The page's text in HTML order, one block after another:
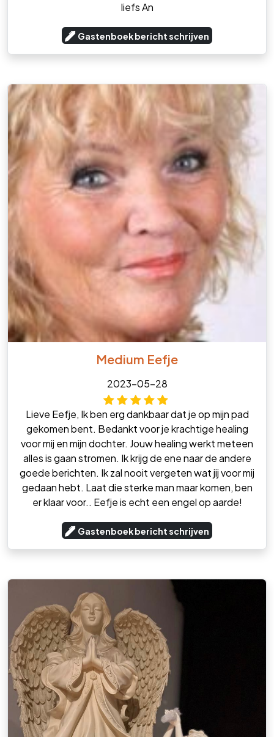
liefs An
Gastenboek bericht schrijven
Medium Eefje
2023-05-28
Lieve Eefje, Ik ben erg dankbaar dat je op mijn pad
gekomen bent. Bedankt voor je krachtige healing
voor mij en mijn dochter. Jouw healing werkt meteen
alles is gaan stromen. Ik krijg de ene naar de andere
goede berichten. Ik zal nooit vergeten wat jij voor mij
gedaan hebt. Laat die sterke man maar komen, ben
er klaar voor.. Eefje is echt een engel op aarde!
Gastenboek bericht schrijven